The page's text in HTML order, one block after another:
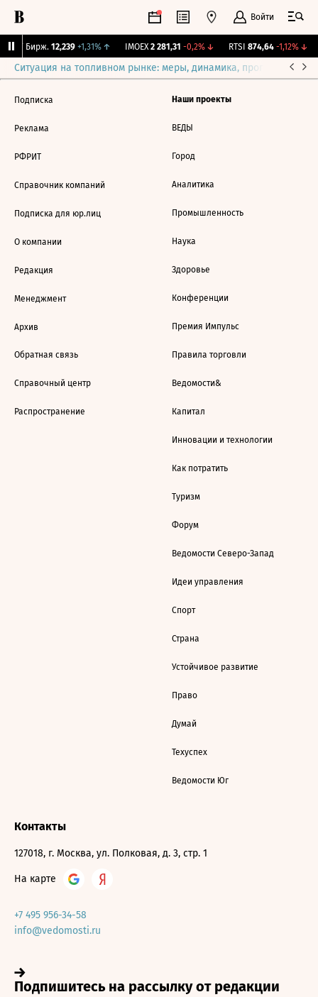
Войти
CNY Бирж. 12,239 +1,31%↑ IMOEX 2 281,31 -0,2%↓ RTSI 874,64 -1,12%↓
Ситуация на топливном рынке: меры, динамика, прогнозы
Подписка
Реклама
РФРИТ
Справочник компаний
Подписка для юр.лиц
О компании
Редакция
Менеджмент
Архив
Обратная связь
Справочный центр
Распространение
Наши проекты
ВЕДЫ
Город
Аналитика
Промышленность
Наука
Здоровье
Конференции
Премия Импульс
Правила торговли
Ведомости&
Капитал
Инновации и технологии
Как потратить
Туризм
Форум
Ведомости Северо-Запад
Идеи управления
Спорт
Страна
Устойчивое развитие
Право
Думай
Техуспех
Ведомости Юг
Контакты
127018, г. Москва, ул. Полковая, д. 3, стр. 1
На карте
+7 495 956-34-58
info@vedomosti.ru